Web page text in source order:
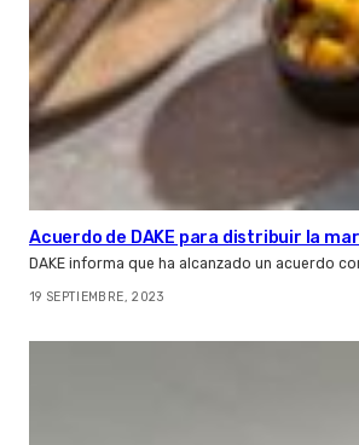
Acuerdo de DAKE para distribuir la
DAKE informa que ha alcanzado un acuerdo
19 SEPTIEMBRE, 2023